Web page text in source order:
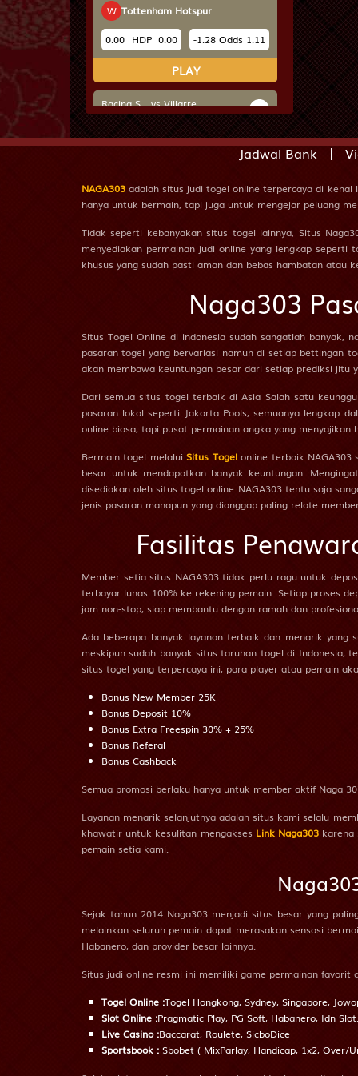
W Tottenham Hotspur
0.00 HDP 0.00 -1.28 Odds 1.11
PLAY
Racing S... vs Villarre...
16/08 22:00PM i
H Racing Santander
0.50 HDP -0.50 -1.31Odds-1.13
PLAY
Parma Ca... vs Cagliari i
W Cagliari
0.00 HDP 0.00 -1.16 Odds 1.02
PLAY
Genoa vs Napoli
23/08 01:45AM i
H Genoa
PLAY
RCD Espa... vs Levante
16/08 22:00PM i
H RCD Espanyol
W Levante
PLAY
Manchest... vs Bournemo...
23/08 21:00PM
H
Manchester City
W Bournemouth AFC
-1.25 HDP 1.25
Frosinon... vs Juventus
23/08 23:30PM i
1.25 HDP -1.25 -1.28 Odds 1.13
PLAY
19
20
21
22
23
24
27
28
29
30
31
32
33
37
39
41
42
Jadwal Bank |
NAGA303 adalah situs judi togel online terpercaya di
hanya untuk bermain, tapi juga untuk mengejar peluang
Tidak seperti kebanyakan situs togel lainnya, Situs
menyediakan permainan judi online yang lengkap seperti
khusus yang sudah pasti aman dan bebas hambatan atau
Naga303
Situs Togel Online di indonesia sudah sangatlah banyak,
pasaran togel yang bervariasi namun di setiap bettingan
akan membawa keuntungan besar dari setiap prediksi jitu
Dari semua situs togel terbaik di Asia Salah satu
pasaran lokal seperti Jakarta Pools, semuanya lengkap
online biasa, tapi pusat permainan angka yang menyajikan
Bermain togel melaluiSitus Togelonline terbaik NAGA303
besar untuk mendapatkan banyak keuntungan.
disediakan oleh situs togel online NAGA303 tentu saja
jenis pasaran manapun yang dianggap paling relate
Fasilitas
Member setia situs NAGA303 tidak perlu ragu untuk
terbayar lunas 100% ke rekening pemain. Setiap proses
jam non-stop, siap membantu dengan ramah dan
Ada beberapa banyak layanan terbaik dan menarik yang
meskipun sudah banyak situs taruhan togel di Indonesia,
situs togel yang terpercaya ini, para player atau pemain
Bonus New Member 25K
Bonus Deposit 10%
Bonus Extra Freespin 30% + 25%
Bonus Referal
Bonus Cashback
Semua promosi berlaku hanya untuk member aktif Naga
Layanan menarik selanjutnya adalah situs kami selalu
khawatir untuk kesulitan mengakses Link Naga303karena
pemain setia kami.
Sejak tahun 2014 Naga303 menjadi situs besar yang
melainkan seluruh pemain dapat merasakan sensasi
Habanero, dan provider besar lainnya.
Situs judi online resmi ini memiliki game permainan favorit
Togel Online :Togel Hongkong, Sydney, Singapore,
Slot Online :Pragmatic Play, PG Soft, Habanero, Idn
Live Casino :Baccarat, Roulete, SicboDice
Sportsbook : Sbobet ( MixParlay, Handicap, 1x2, Over/